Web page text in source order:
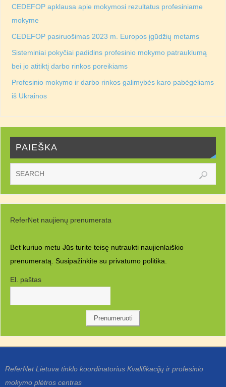
CEDEFOP apklausa apie mokymosi rezultatus profesiniame
mokyme
CEDEFOP pasiruošimas 2023 m. Europos įgūdžių metams
Sisteminiai pokyčiai padidins profesinio mokymo patrauklumą
bei jo atitiktį darbo rinkos poreikiams
Profesinio mokymo ir darbo rinkos galimybės karo pabėgėliams
iš Ukrainos
PAIEŠKA
ReferNet naujienų prenumerata
Bet kuriuo metu Jūs turite teisę nutraukti naujienlaiškio
prenumeratą. Susipažinkite su privatumo politika.
El. paštas
ReferNet Lietuva tinklo koordinatorius Kvalifikacijų ir profesinio
mokymo plėtros centras